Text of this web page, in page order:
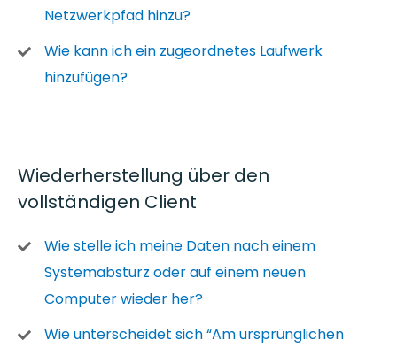
Netzwerkpfad hinzu?
Wie kann ich ein zugeordnetes Laufwerk
hinzufügen?
Wiederherstellung über den
vollständigen Client
Wie stelle ich meine Daten nach einem
Systemabsturz oder auf einem neuen
Computer wieder her?
Wie unterscheidet sich “Am ursprünglichen